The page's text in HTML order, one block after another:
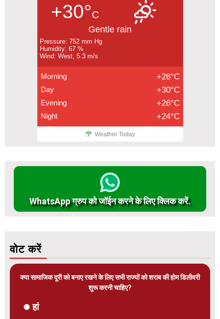
+30°C
Gentle rain
Pressure: 752 mm Hg
Humidity: 67 %
Wind: West, 5.3 m/s
Morning +26°C
Day +30°C
Evening +26°C
Night +24°C
Weather Today
WhatsApp ग्रुप को जॉईन करने के लिए क्लिक करें.
वोट करें
क्या सामाजिक दूरी को बनाए रखने के लिए सभी राज्यों को शराब की होम डिलीवरी
शुरू करनी चाहिए?
हां